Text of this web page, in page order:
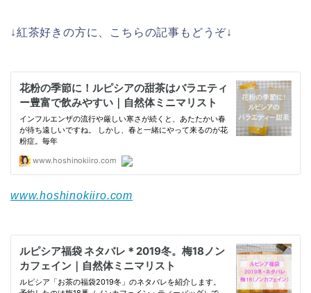
↓紅茶好きの方に、こちらの記事もどうぞ↓
www.hoshinokiiro.com